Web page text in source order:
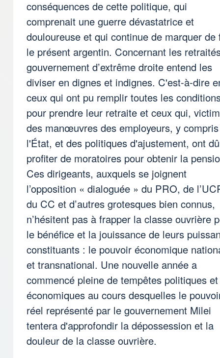
conséquences de cette politique, qui
comprenait une guerre dévastatrice et
douloureuse et qui continue de marquer de
le présent argentin. Concernant les
gouvernement d’extrême droite entend les
diviser en dignes et indignes. C'est-à-dire
ceux qui ont pu remplir toutes les
pour prendre leur retraite et ceux qui,
des manœuvres des employeurs, y
l'État, et des politiques d'ajustement, ont dû
profiter de moratoires pour obtenir la
Ces dirigeants, auxquels se joignent
l’opposition « dialoguée » du PRO, de
du CC et d’autres grotesques bien connus,
n’hésitent pas à frapper la classe ouvrière
le bénéfice et la jouissance de leurs
constituants : le pouvoir économique
et transnational. Une nouvelle année a
commencé pleine de tempêtes politiques et
économiques au cours desquelles le
réel représenté par le gouvernement Milei
tentera d'approfondir la dépossession et la
douleur de la classe ouvrière.